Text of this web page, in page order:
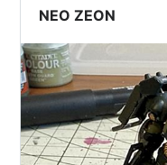
いる。どちらかという
NEO ZEON